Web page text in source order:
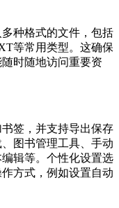
种格式的文件，包括
等常用类型。这确保
时随地访问重要资
签，并支持导出保存
图书管理工具、手动
辑等。个性化设置选
方式，例如设置自动